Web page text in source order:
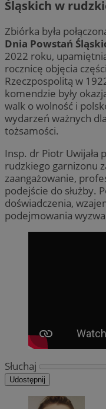
Śląskich w
Zbiórka była
Dnia Powstań
2022 roku,
rocznicę objęcia
Rzeczpospolitą w
komendzie były
walk o wolność i
wydarzeń ważnych
tożsamości.
Insp. dr Piotr Uwijała
rudzkiego garnizonu
zaangażowanie,
podejście do służby.
doświadczenia,
podejmowania
Słuchaj
Udostępnij